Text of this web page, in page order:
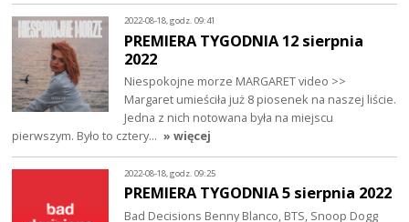
2022-08-18, godz. 09:41
PREMIERA TYGODNIA 12 sierpnia
2022
Niespokojne morze MARGARET video >>
Margaret umieściła już 8 piosenek na naszej liście.
Jedna z nich notowana była na miejscu
pierwszym. Było to cztery… » więcej
2022-08-18, godz. 09:25
PREMIERA TYGODNIA 5 sierpnia 2022
Bad Decisions Benny Blanco, BTS, Snoop Dogg